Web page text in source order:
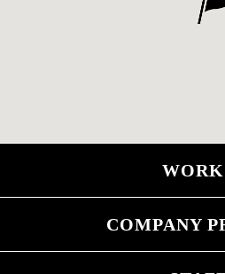
COMPANY